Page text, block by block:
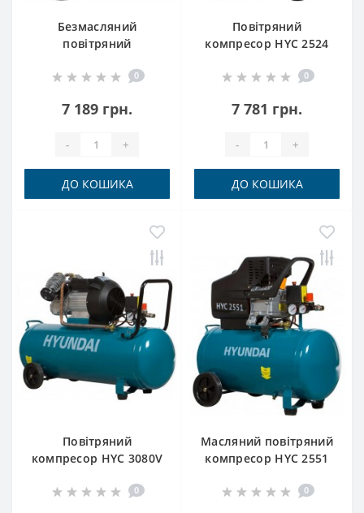
Безмасляний
повітряний
Hyundai
0
7 189 грн.
- +
ДО КОШИКА
Повітряний
компресор HYC 2524
0
7 781 грн.
- +
ДО КОШИКА
Повітряний
компресор HYC 3080V
0
Масляний повітряний
компресор HYC 2551
0